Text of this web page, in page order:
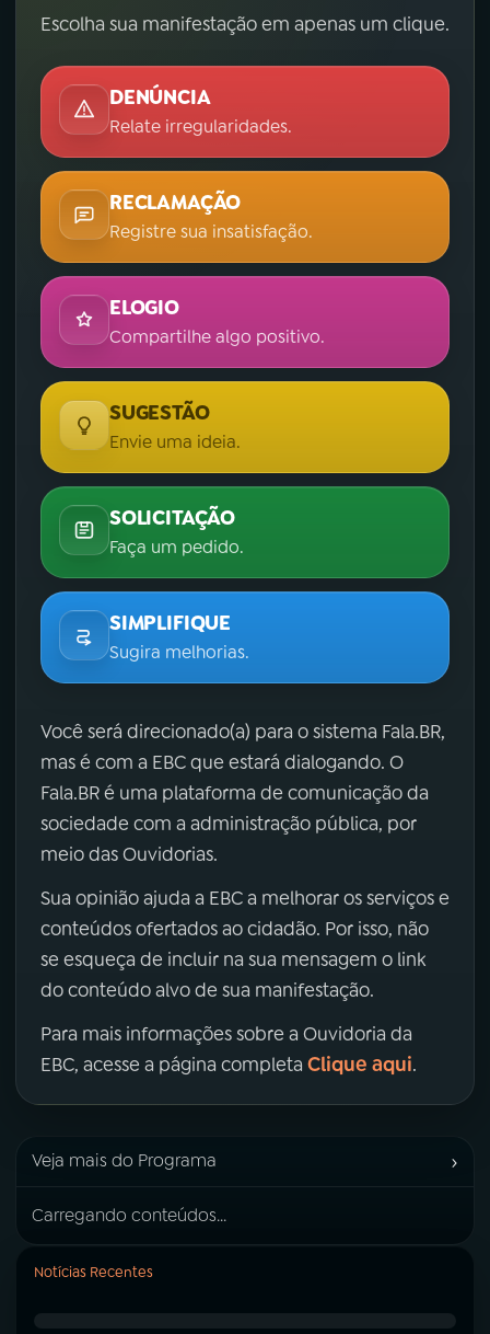
Escolha sua manifestação em apenas um clique.
DENÚNCIA
Relate irregularidades.
RECLAMAÇÃO
Registre sua insatisfação.
ELOGIO
Compartilhe algo positivo.
SUGESTÃO
Envie uma ideia.
SOLICITAÇÃO
Faça um pedido.
SIMPLIFIQUE
Sugira melhorias.
Você será direcionado(a) para o sistema Fala.BR,
mas é com a EBC que estará dialogando. O
Fala.BR é uma plataforma de comunicação da
sociedade com a administração pública, por
meio das Ouvidorias.
Sua opinião ajuda a EBC a melhorar os serviços e
conteúdos ofertados ao cidadão. Por isso, não
se esqueça de incluir na sua mensagem o link
do conteúdo alvo de sua manifestação.
Para mais informações sobre a Ouvidoria da
EBC, acesse a página completa Clique aqui.
Veja mais do Programa ›
Carregando conteúdos...
Notícias Recentes